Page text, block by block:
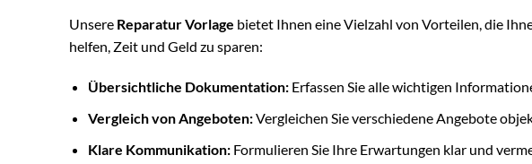
Unsere Reparatur Vorlage bietet Ihnen eine Vielzahl von Vorteilen, die
helfen, Zeit und Geld zu sparen:
Übersichtliche Dokumentation:Erfassen Sie alle wichtigen
Vergleich von Angeboten:Vergleichen Sie verschiedene Angebote
Klare Kommunikation:Formulieren Sie Ihre Erwartungen klar und